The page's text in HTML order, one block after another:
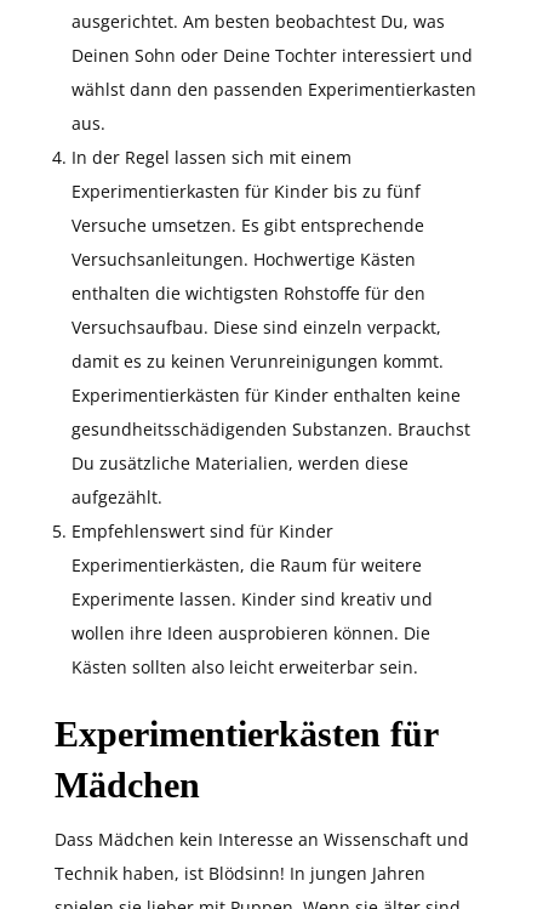
ausgerichtet. Am besten beobachtest Du, was
Deinen Sohn oder Deine Tochter interessiert und
wählst dann den passenden Experimentierkasten
aus.
In der Regel lassen sich mit einem
Experimentierkasten für Kinder bis zu fünf
Versuche umsetzen. Es gibt entsprechende
Versuchsanleitungen. Hochwertige Kästen
enthalten die wichtigsten Rohstoffe für den
Versuchsaufbau. Diese sind einzeln verpackt,
damit es zu keinen Verunreinigungen kommt.
Experimentierkästen für Kinder enthalten keine
gesundheitsschädigenden Substanzen. Brauchst
Du zusätzliche Materialien, werden diese
aufgezählt.
Empfehlenswert sind für Kinder
Experimentierkästen, die Raum für weitere
Experimente lassen. Kinder sind kreativ und
wollen ihre Ideen ausprobieren können. Die
Kästen sollten also leicht erweiterbar sein.
Experimentierkästen für
Mädchen
Dass Mädchen kein Interesse an Wissenschaft und
Technik haben, ist Blödsinn! In jungen Jahren